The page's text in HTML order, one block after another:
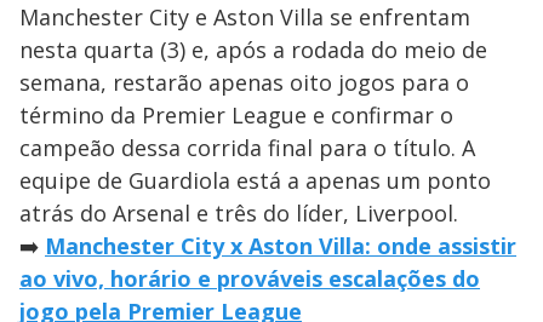
Manchester City e Aston Villa se enfrentam
nesta quarta (3) e, após a rodada do meio de
semana, restarão apenas oito jogos para o
término da Premier League e confirmar o
campeão dessa corrida final para o título. A
equipe de Guardiola está a apenas um ponto
atrás do Arsenal e três do líder, Liverpool.
➡️ Manchester City x Aston Villa: onde assistir
ao vivo, horário e prováveis escalações do
jogo pela Premier League